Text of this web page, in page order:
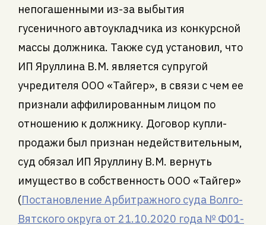
непогашенными из-за выбытия
гусеничного автоукладчика из конкурсной
массы должника. Также суд установил, что
ИП Яруллина В.М. является супругой
учредителя ООО «Тайгер», в связи с чем ее
признали аффилированным лицом по
отношению к должнику. Договор купли-
продажи был признан недействительным,
суд обязал ИП Яруллину В.М. вернуть
имущество в собственность ООО «Тайгер»
(Постановление Арбитражного суда Волго-
Вятского округа от 21.10.2020 года № Ф01-